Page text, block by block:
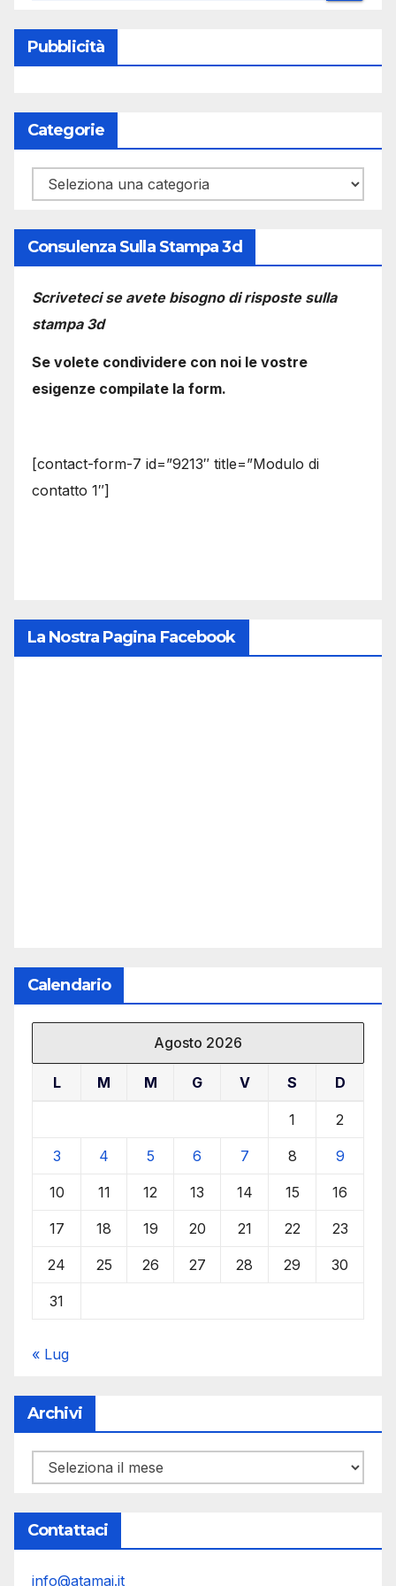
Pubblicità
Categorie
Categorie
Consulenza Sulla Stampa 3d
Scriveteci se avete bisogno di risposte sulla
stampa 3d
Se volete condividere con noi le vostre
esigenze compilate la form.
[contact-form-7 id=”9213″ title=”Modulo di
contatto 1″]
La Nostra Pagina Facebook
Calendario
Agosto 2026
L M M G V S D
1 2
3 4 5 6 7 8 9
10 11 12 13 14 15 16
17 18 19 20 21 22 23
24 25 26 27 28 29 30
31
« Lug
Archivi
Archivi
Contattaci
info@atamai.it